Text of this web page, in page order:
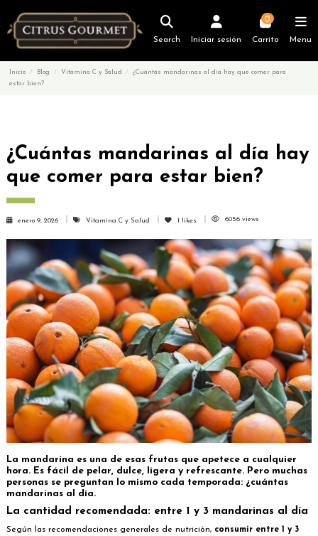
Search Iniciar sesión
0
Carrito Menu
Inicio Blog Vitamina C y Salud
¿Cuántas mandarinas al día hay que comer para
estar bien?
¿Cuántas mandarinas al día hay
que comer para estar bien?
enero 9, 2026 Vitamina C y Salud 1 likes 6056 views
La mandarina es una de esas frutas que apetece a cualquier
hora. Es fácil de pelar, dulce, ligera y refrescante. Pero muchas
personas se preguntan lo mismo cada temporada: ¿cuántas
mandarinas al día.
La cantidad recomendada: entre 1 y 3 mandarinas al día
Según las recomendaciones generales de nutrición, consumir entre 1 y 3